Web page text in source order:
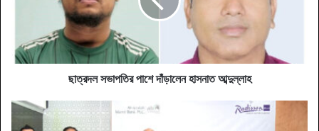
ছাত্রদল সভাপতির পাশে দাঁড়ালেন হাসনাত আব্দুল্লাহ
আল-
আরাফাহ্